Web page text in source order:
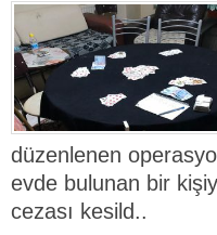
düzenlenen
evde bulunan bir
cezası kesild..